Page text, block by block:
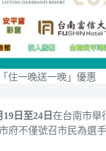
住一晚送一晚」優惠
日至24日 在台南市舉
府不僅號召市民為選